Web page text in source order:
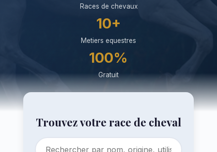
Races de chevaux
10+
Metiers equestres
100%
Gratuit
Trouvez votre race de cheval